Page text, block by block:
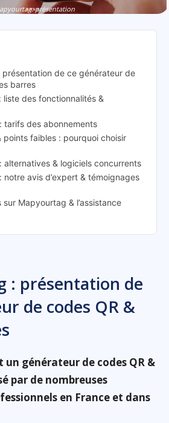
présentation
de ce générateur de
barres
liste des fonctionnalités &
tarifs des abonnements
points faibles : pourquoi choisir
alternatives & logiciels concurrents
notre avis d’expert & témoignages
sur Mapyourtag & l’assistance
: présentation de
de codes QR &
générateur de codes QR &
par de nombreuses
en France et dans